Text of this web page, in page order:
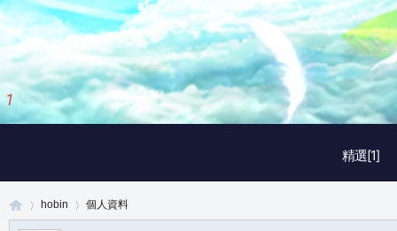
精選[1]
1 / 3
hobin 個人資料